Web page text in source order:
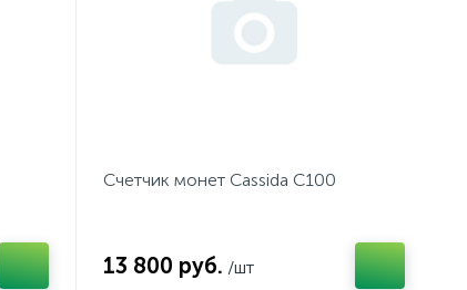
Счетчик монет Cassida C100
13 800 руб. /шт